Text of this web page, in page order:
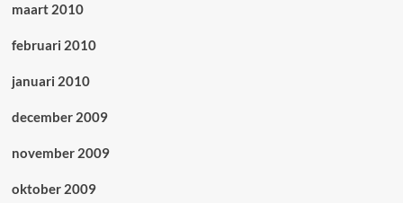
maart 2010
februari 2010
januari 2010
december 2009
november 2009
oktober 2009